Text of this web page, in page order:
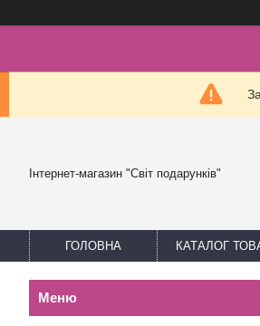
Інтернет-магазин "Світ подарунків"
ГОЛОВНА КАТАЛОГ